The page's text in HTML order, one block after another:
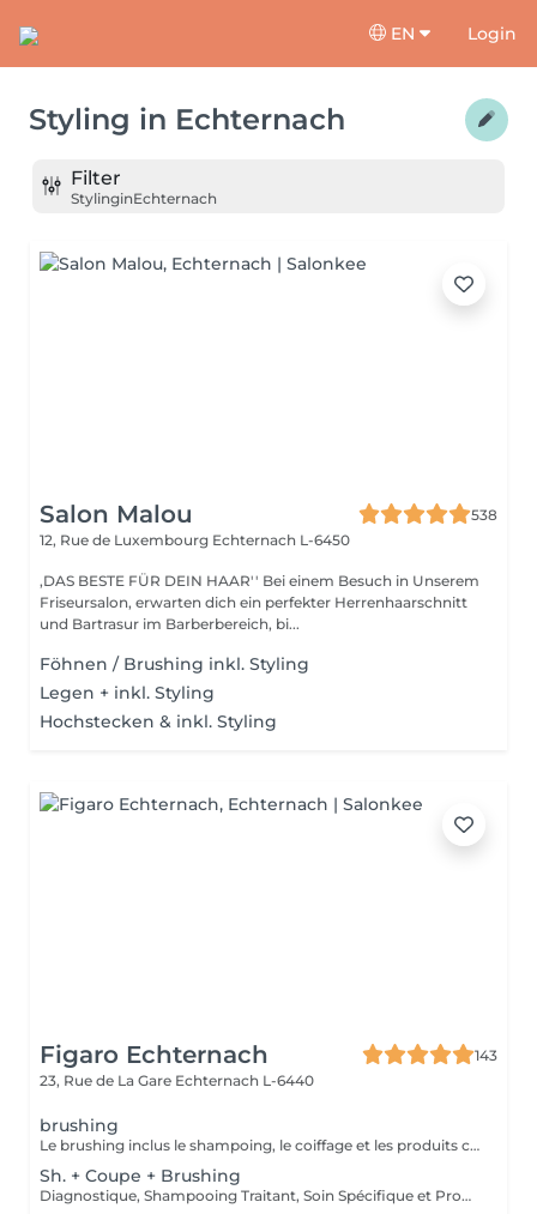
EN Login
Styling in Echternach
Filter
StylinginEchternach
Salon Malou
538
12, Rue de Luxembourg Echternach L-6450
,DAS BESTE FÜR DEIN HAAR'' Bei einem Besuch in Unserem
Friseursalon, erwarten dich ein perfekter Herrenhaarschnitt
und Bartrasur im Barberbereich, bi...
Föhnen / Brushing inkl. Styling
Legen + inkl. Styling
Hochstecken & inkl. Styling
Figaro Echternach
143
23, Rue de La Gare Echternach L-6440
brushing
Le brushing inclus le shampoing, le coiffage et les produits correspondants.
Sh. + Coupe + Brushing
Diagnostique, Shampooing Traitant, Soin Spécifique et Produits Coiffants inclus